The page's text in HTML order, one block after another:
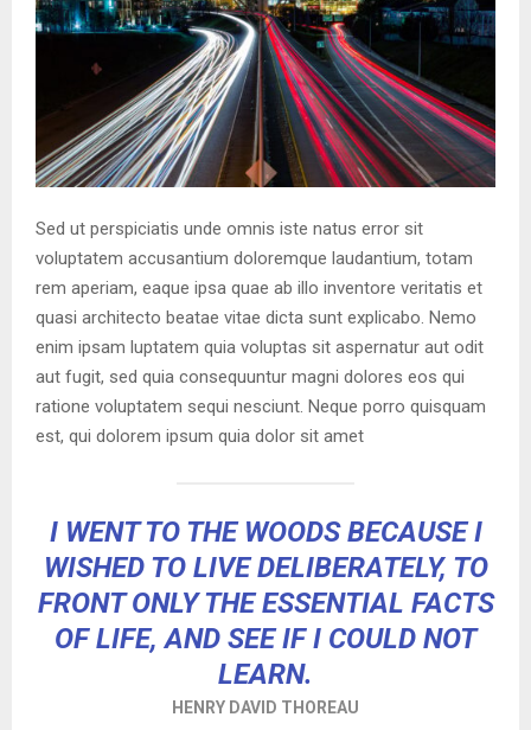
Sed ut perspiciatis unde omnis iste natus error sit
voluptatem accusantium doloremque laudantium, totam
rem aperiam, eaque ipsa quae ab illo inventore veritatis et
quasi architecto beatae vitae dicta sunt explicabo. Nemo
enim ipsam luptatem quia voluptas sit aspernatur aut odit
aut fugit, sed quia consequuntur magni dolores eos qui
ratione voluptatem sequi nesciunt. Neque porro quisquam
est, qui dolorem ipsum quia dolor sit amet
I WENT TO THE WOODS BECAUSE I
WISHED TO LIVE DELIBERATELY, TO
FRONT ONLY THE ESSENTIAL FACTS
OF LIFE, AND SEE IF I COULD NOT
LEARN.
HENRY DAVID THOREAU